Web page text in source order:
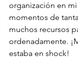
organización en
momentos de
muchos recursos
ordenadamente.
estaba en shock!